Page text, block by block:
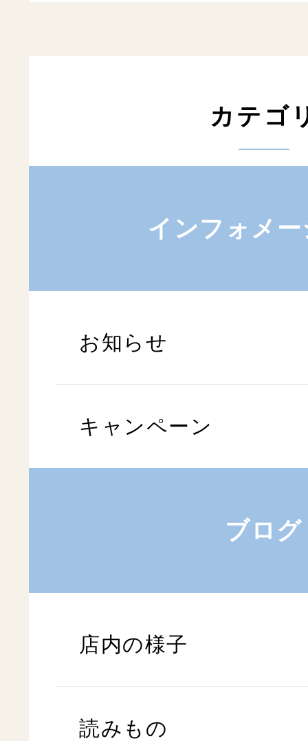
カテゴ
インフォメ
お知らせ
キャンペーン
ブログ
店内の様子
読みもの